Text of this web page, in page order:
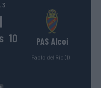
3
10 PAS Alcoi
Pablo del Río (1)